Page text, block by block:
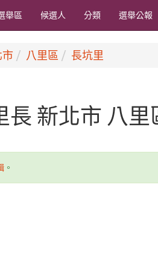
舉區 候選人 分類 選舉公報
市 八里區 長坑里
長 新北市 八里
。